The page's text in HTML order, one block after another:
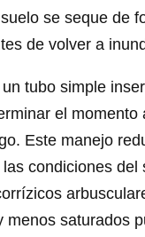
se seque de
de volver a
tubo simple
el momento
Este manejo
condiciones del
menos saturados